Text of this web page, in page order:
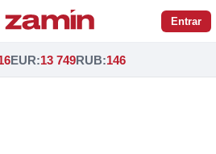
Entrar
EUR:13 749RUB:146